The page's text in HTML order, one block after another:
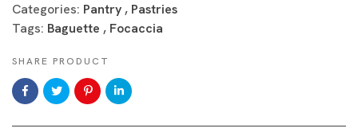
Categories: Pantry , Pastries
Tags: Baguette , Focaccia
SHARE PRODUCT